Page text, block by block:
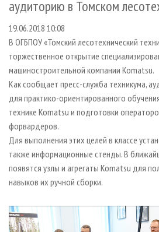
СУШКА ДРЕВЕСИНЫ
ПРОИЗВОДСТВО ДРЕВЕСНЫХ
ДЕРЕВЯННОЕ ДОМОСТРОЕНИЕ
ПРОИЗВОДСТВО МЕБЕЛИ
БИОЭНЕРГЕТИКА
ЦБП
ИНСТРУМЕНТ И МАТЕРИАЛЫ
ПЕРСОНЫ
МОБИЛЬНЫЕ ВЫСТАВКИ
ОФИЦИАЛЬНЫЕ ДЕЛЕГАЦИИ
ПРИОРИТЕТНЫЕ ИНВЕСТПРОЕКТЫ
RUSSIAN FORESTRY REVIEW
ГАЗЕТА ЛЕСПРОМФОРУМ
БИБЛИОТЕКА СПЕЦИАЛИСТА
О ЖУРНАЛЕ
ПОДПИСКА
КОНТАКТЫ
РЕКЛАМОДАТЕЛЯМ
РЕКЛАМА
РЕКЛАМА НА САЙТЕ
аудиторию в Томском
19.06.2018 10:08
В ОГБПОУ «Томский лесотехнический
торжественное открытие
машиностроительной компании Komatsu.
Как сообщает пресс-служба техникума,
для практико-ориентированного
технике Komatsu и подготовки
форвардеров.
Для выполнения этих целей в классе
также информационные стенды. В
появятся узлы и агрегаты Komatsu для
навыков их ручной сборки.